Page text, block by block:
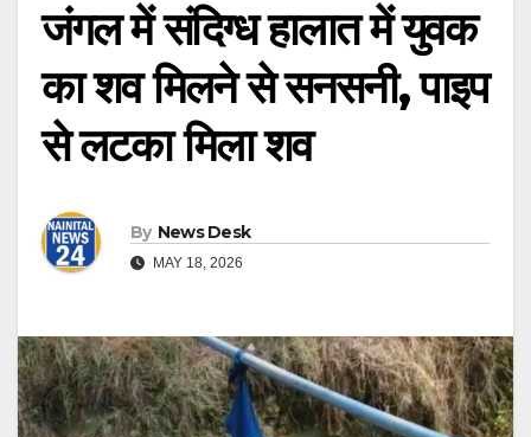
जंगल में संदिग्ध हालात में युवक
का शव मिलने से सनसनी, पाइप
से लटका मिला शव
By News Desk
MAY 18, 2026